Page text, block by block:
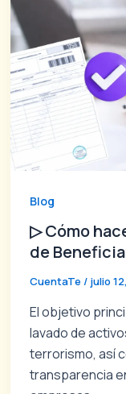
Blog
▷ Cómo
de
CuentaTe / julio
El objetivo
lavado de
terrorismo, así
transparencia